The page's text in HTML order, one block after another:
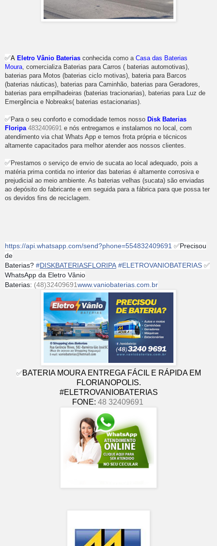
✅A Eletro Vânio Baterias conhecida como a Casa das Baterias
Moura, comercializa Baterias para Carros ( baterias automotivas),
baterias para Motos (baterias ciclo motivas), bateria para Barcos
(baterias náuticas), baterias para Caminhão, baterias para Geradores,
baterias para empilhadeiras (baterias tracionarias), baterias para Luz de
Emergência e Nobreaks( baterias estacionarias).
✅Para o seu conforto e comodidade temos nosso Disk Baterias
Floripa 4832409691 e nós entregamos e instalamos no local, com
atendimento via chat Whats App e temos frota própria e técnicos
altamente capacitados para melhor atender aos nossos clientes.
✅Prestamos o serviço de envio de sucata ao local adequado, pois a
matéria prima contida no interior das baterias é altamente corrosiva e
prejudicial ao meio ambiente. As baterias velhas (sucata) são enviadas
ao depósito do fabricante e em seguida para a fábrica para que possa ter
os devidos fins de reciclagem.
https://api.whatsapp.com/send?phone=554832409691 ✅Precisou
de
Baterias? #DISKBATERIASFLORIPA #ELETROVANIOBATERIAS ✅
WhatsApp da Eletro Vânio
Baterias: (48)32409691www.vaniobaterias.com.br
✅BATERIA MOURA ENTREGA FÁCIL E RÁPIDA EM
FLORIANOPOLIS.
#ELETROVANIOBATERIAS
FONE: 48 32409691